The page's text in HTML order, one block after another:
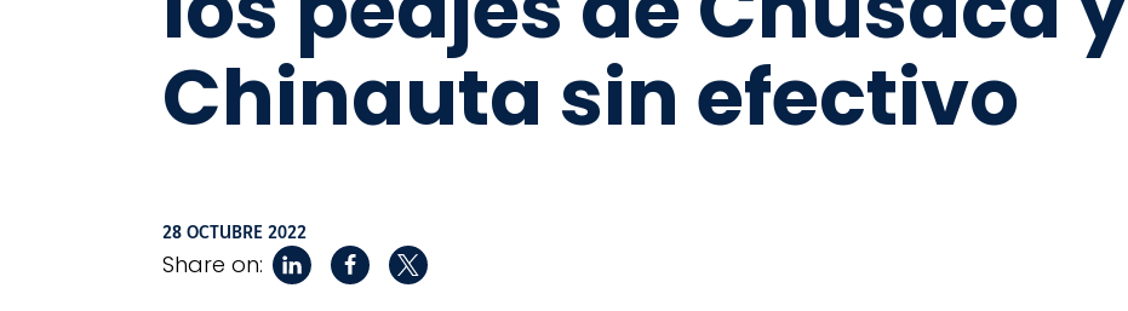
Chinauta sin efectivo
28 OCTUBRE 2022
Share on: